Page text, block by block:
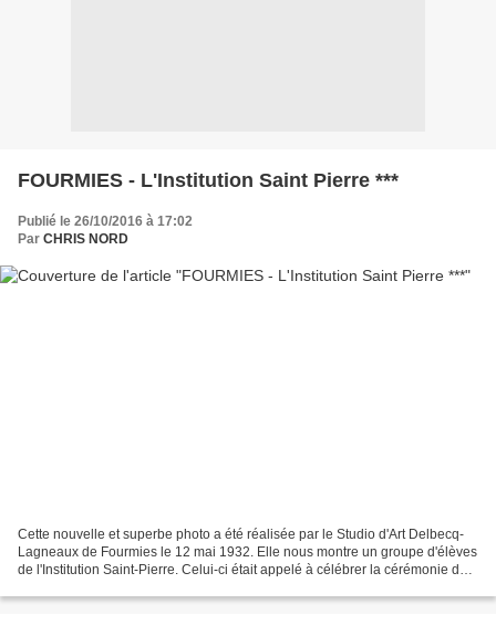
FOURMIES - L'Institution Saint Pierre ***
Publié le 26/10/2016 à 17:02
Par CHRIS NORD
Cette nouvelle et superbe photo a été réalisée par le Studio d'Art Delbecq-
Lagneaux de Fourmies le 12 mai 1932. Elle nous montre un groupe d'élèves
de l'Institution Saint-Pierre. Celui-ci était appelé à célébrer la cérémonie de